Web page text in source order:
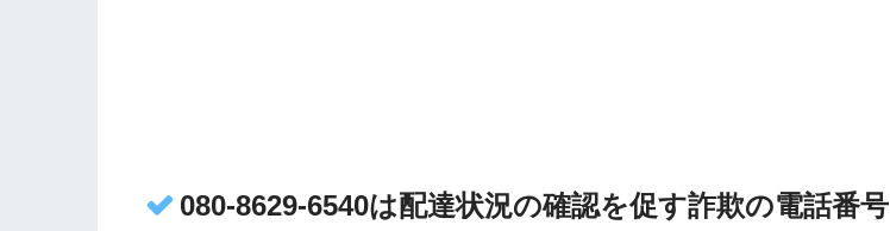
080-8629-6540は配達状況の確認を促す詐欺の電話番号